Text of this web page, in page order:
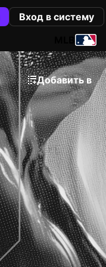
Вход в систему
Добавить в